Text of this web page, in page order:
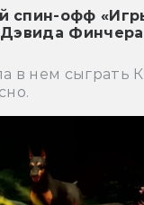
спин-офф
в нем сыграть